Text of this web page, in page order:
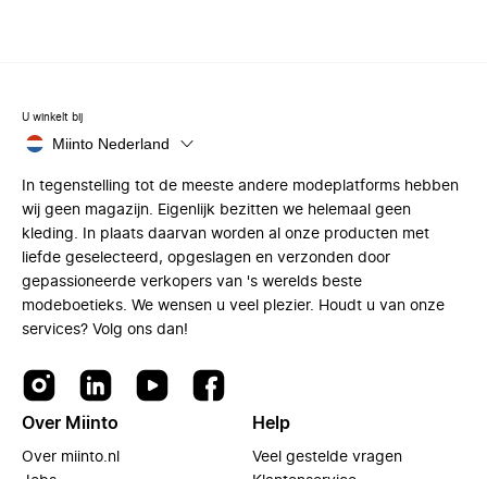
U winkelt bij
Miinto Nederland
In tegenstelling tot de meeste andere modeplatforms hebben
wij geen magazijn. Eigenlijk bezitten we helemaal geen
kleding. In plaats daarvan worden al onze producten met
liefde geselecteerd, opgeslagen en verzonden door
gepassioneerde verkopers van 's werelds beste
modeboetieks. We wensen u veel plezier. Houdt u van onze
services? Volg ons dan!
Over Miinto
Over miinto.nl
Help
Veel gestelde vragen